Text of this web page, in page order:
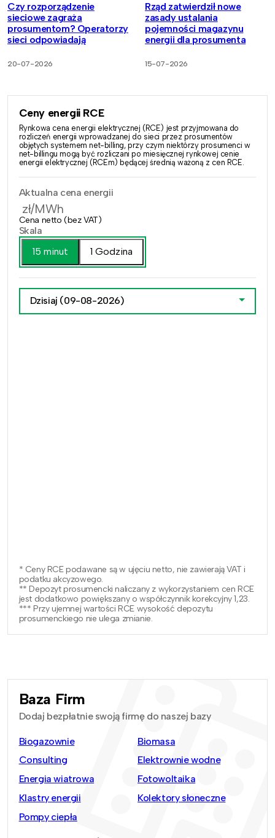
Czy rozporządzenie
sieciowe zagraża
prosumentom? Operatorzy
sieci odpowiadają
20-07-2026
Rząd zatwierdził nowe
zasady ustalania
pojemności magazynu
energii dla prosumenta
15-07-2026
Ceny energii RCE
Rynkowa cena energii elektrycznej (RCE) jest przyjmowana do
rozliczeń energii wprowadzanej do sieci przez prosumentów
objętych systemem net-billing, przy czym niektórzy prosumenci w
net-billingu mogą być rozliczani po miesięcznej rynkowej cenie
energii elektrycznej (RCEm) będącej średnią ważoną z cen RCE.
Aktualna cena energii
zł/MWh
Cena netto (bez VAT)
Skala
15 minut
1 Godzina
Dzisiaj (09-08-2026)
* Ceny RCE podawane są w ujęciu netto, nie zawierają VAT i
podatku akcyzowego.
** Depozyt prosumencki naliczany z wykorzystaniem cen RCE
jest dodatkowo powiększany o współczynnik korekcyjny 1,23.
*** Przy ujemnej wartości RCE wysokość depozytu
prosumenckiego nie ulega zmianie.
Baza Firm
Dodaj bezpłatnie swoją firmę do naszej bazy
Biogazownie
Biomasa
Consulting
Elektrownie wodne
Energia wiatrowa
Fotowoltaika
Klastry energii
Kolektory słoneczne
Pompy ciepła